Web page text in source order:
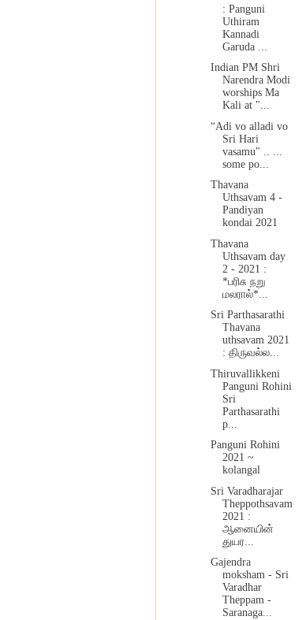
: Panguni
Uthiram
Kannadi
Garuda ...
Indian PM Shri
Narendra Modi
worships Ma
Kali at "...
“Adi vo alladi vo
Sri Hari
vasamu" .. ...
some po...
Thavana
Uthsavam 4 -
Pandiyan
kondai 2021
Thavana
Uthsavam day
2 - 2021 :
*பரிசு நறு
மலரால்*...
Sri Parthasarathi
Thavana
uthsavam 2021
: திருவல்ல...
Thiruvallikkeni
Panguni Rohini
Sri
Parthasarathi
p...
Panguni Rohini
2021 ~
kolangal
Sri Varadharajar
Theppothsavam
2021 :
ஆனையின்
துயர...
Gajendra
moksham - Sri
Varadhar
Theppam -
Saranaga...